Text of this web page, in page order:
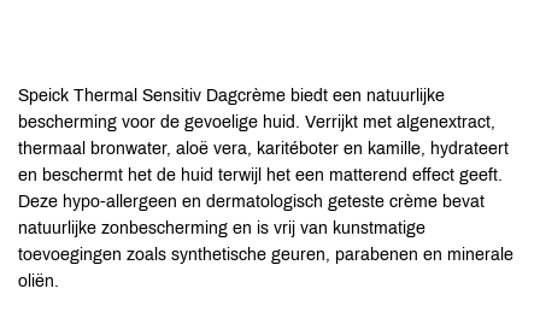
Speick Thermal Sensitiv Dagcrème biedt een natuurlijke
bescherming voor de gevoelige huid. Verrijkt met algenextract,
thermaal bronwater, aloë vera, karitéboter en kamille, hydrateert
en beschermt het de huid terwijl het een matterend effect geeft.
Deze hypo-allergeen en dermatologisch geteste crème bevat
natuurlijke zonbescherming en is vrij van kunstmatige
toevoegingen zoals synthetische geuren, parabenen en minerale
oliën.